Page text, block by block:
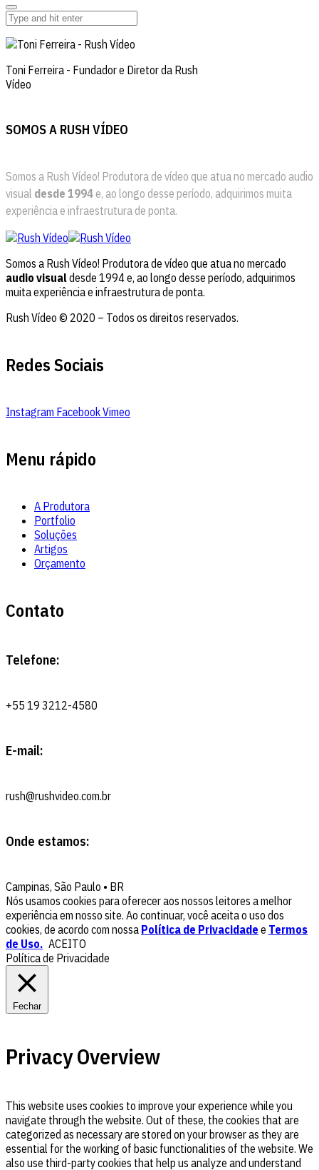
Toni Ferreira - Fundador e Diretor da Rush
Vídeo
SOMOS A RUSH VÍDEO
Somos a Rush Vídeo! Produtora de vídeo que atua no mercado audio
visual desde 1994 e, ao longo desse período, adquirimos muita
experiência e infraestrutura de ponta.
Somos a Rush Vídeo! Produtora de vídeo que atua no mercado
audio visualdesde 1994 e, ao longo desse período, adquirimos
muita experiência e infraestrutura de ponta.
Rush Vídeo © 2020 – Todos os direitos reservados.
Redes Sociais
Instagram FacebookVimeo
Menu rápido
A Produtora
Portfolio
Soluções
Artigos
Orçamento
Contato
Telefone:
+55 19 3212-4580
E-mail:
rush@rushvideo.com.br
Onde estamos:
Campinas, São Paulo • BR
Nós usamos cookies para oferecer aos nossos leitores a melhor
experiência em nosso site. Ao continuar, você aceita o uso dos
cookies, de acordo com nossa Política de Privacidade e Termos
de Uso. ACEITO
Política de Privacidade
Fechar
Privacy Overview
This website uses cookies to improve your experience while you
navigate through the website. Out of these, the cookies that are
categorized as necessary are stored on your browser as they are
essential for the working of basic functionalities of the website. We
also use third-party cookies that help us analyze and understand